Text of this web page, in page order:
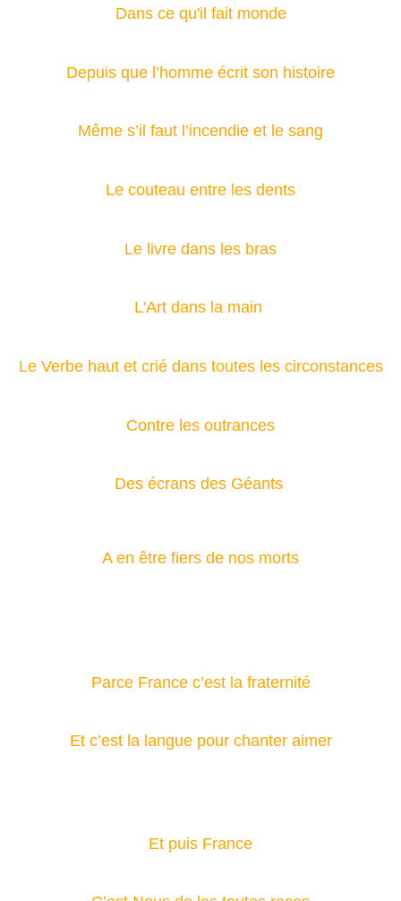
Dans ce qu'il fait monde
Depuis que l’homme écrit son histoire
Même s’il faut l’incendie et le sang
Le couteau entre les dents
Le livre dans les bras
L'Art dans la main
Le Verbe haut et crié dans toutes les circonstances
Contre les outrances
Des écrans des Géants
A en être fiers de nos morts
Parce France c’est la fraternité
Et c’est la langue pour chanter aimer
Et puis France